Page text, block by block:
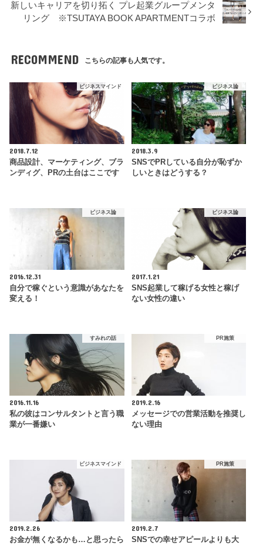
新しいキャリアを切り拓く プレ起業グループメンタ
リング ※TSUTAYA BOOK APARTMENTコラボ
RECOMMEND こちらの記事も人気です。
ビジネスマインド
2018.7.12
商品設計、マーケティング、ブラ
ンディグ、PRの土台はここです
ビジネス論
2018.3.9
SNSでPRしている自分が恥ずか
しいときはどうする？
ビジネス論
2016.12.31
自分で稼ぐという意識があなたを
変える！
ビジネス論
2017.1.21
SNS起業して稼げる女性と稼げ
ない女性の違い
すみれの話
2016.11.16
私の彼はコンサルタントと言う職
業が一番嫌い
PR施策
2019.2.16
メッセージでの営業活動を推奨し
ない理由
ビジネスマインド
2019.2.26
お金が無くなるかも…と思ったら
PR施策
2019.2.7
SNSでの幸せアピールよりも大